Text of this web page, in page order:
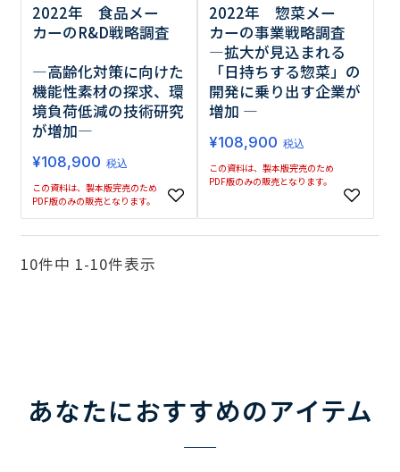
2022年 食品メー
カーのR&D戦略調査
―高齢化対策に向けた
機能性素材の探求、環
境負荷低減の技術研究
が増加―
¥108,900 税込
この資料は、製本版完売のため
PDF版のみの販売となります。
2022年 惣菜メー
カーの事業戦略調査
―拡大が見込まれる
「日持ちする惣菜」の
開発に乗り出す企業が
増加 ―
¥108,900 税込
この資料は、製本版完売のため
PDF版のみの販売となります。
10件中 1-10件表示
あなたにおすすめのアイテム